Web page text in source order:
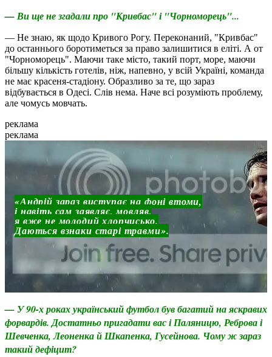
— Ви ще не згадали про "Кривбас" і "Чорноморець"...
— Не знаю, як щодо Кривого Рогу. Переконаний, "Кривбас"
до останнього боротиметься за право залишитися в еліті. А от
"Чорноморець". Маючи таке місто, такий порт, море, маючи
більшу кількість готелів, ніж, напевно, у всій Україні, команда
не має красеня-стадіону. Образливо за те, що зараз
відбувається в Одесі. Слів нема. Наче всі розуміють проблему,
але чомусь мовчать.
реклама
реклама
«Андрій зараз виступає на фоні втоми,
і навіть сам заявляє, мовляв,
я вже не молодий хлопчисько.
Даються взнаки старі травми».
— У 90-х роках український футбол був багатий на яскравих
форвардів. Достатньо пригадати вас і Паляницю, Реброва і
Шевченка, Леоненка й Шкапенка, Гусейнова. Чому ж зараз
такий дефіцит?